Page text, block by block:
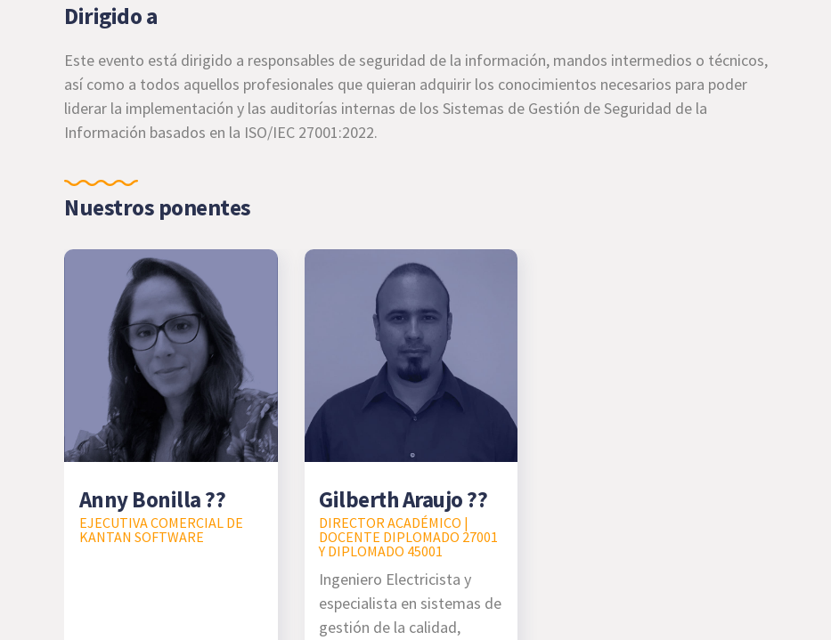
Dirigido a
Este evento está dirigido a responsables de seguridad de la información, mandos intermedios o técnicos,
así como a todos aquellos profesionales que quieran adquirir los conocimientos necesarios para poder
liderar la implementación y las auditorías internas de los Sistemas de Gestión de Seguridad de la
Información basados en la ISO/IEC 27001:2022.
Nuestros ponentes
Anny Bonilla ??
EJECUTIVA COMERCIAL DE
KANTAN SOFTWARE
Gilberth Araujo ??
DIRECTOR ACADÉMICO |
DOCENTE DIPLOMADO 27001
Y DIPLOMADO 45001
Ingeniero Electricista y
especialista en sistemas de
gestión de la calidad,